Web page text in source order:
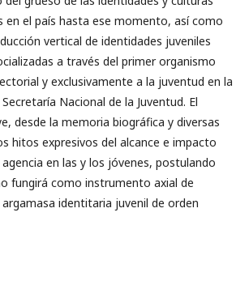
en el país hasta ese momento, así como
vertical de identidades juveniles
a través del primer organismo
y exclusivamente a la juventud en la
Nacional de la Juventud. El
desde la memoria biográfica y diversas
hitos expresivos del alcance e impacto
en las y los jóvenes, postulando
fungirá como instrumento axial de
identitaria juvenil de orden